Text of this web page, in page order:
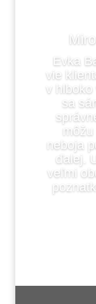
Evka
vie
v
sa
neboja
ďalej.
veľmi